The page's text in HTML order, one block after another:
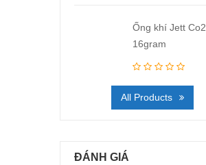
Ống khí Jett Co2
16gram
All Products
ĐÁNH GIÁ